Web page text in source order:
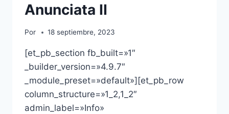
Anunciata II
Por 18 septiembre, 2023
[et_pb_section fb_built=»1″
_builder_version=»4.9.7″
_module_preset=»default»][et_pb_row
column_structure=»1_2,1_2″
admin_label=»Info»